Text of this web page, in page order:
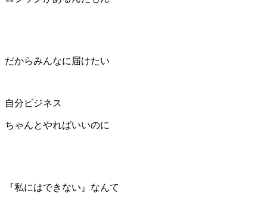
だからみんなに届けたい
自分ビジネス
ちゃんとやればいいのに
『私にはできない』なんて